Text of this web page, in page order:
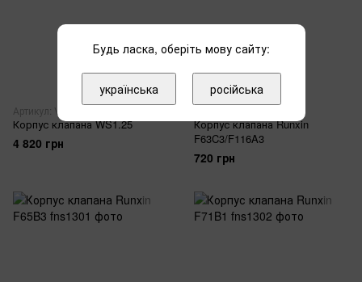
Артикул: V3020
Корпус клапана WS1.25
4 820 грн
Корпус клапана Runxin
F63C3/F116A3
720 грн
Будь ласка, оберіть мову сайту:
українська російська